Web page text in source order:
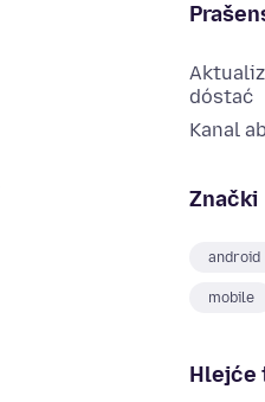
dóstać
Kanal
Znački
android
mobile
Hlejće